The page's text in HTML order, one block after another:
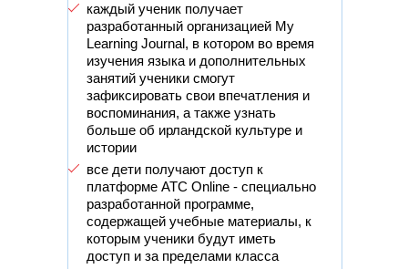
каждый ученик получает
разработанный организацией My
Learning Journal, в котором во время
изучения языка и дополнительных
занятий ученики смогут
зафиксировать свои впечатления и
воспоминания, а также узнать
больше об ирландской культуре и
истории
все дети получают доступ к
платформе АТС Online - специально
разработанной программе,
содержащей учебные материалы, к
которым ученики будут иметь
доступ и за пределами класса